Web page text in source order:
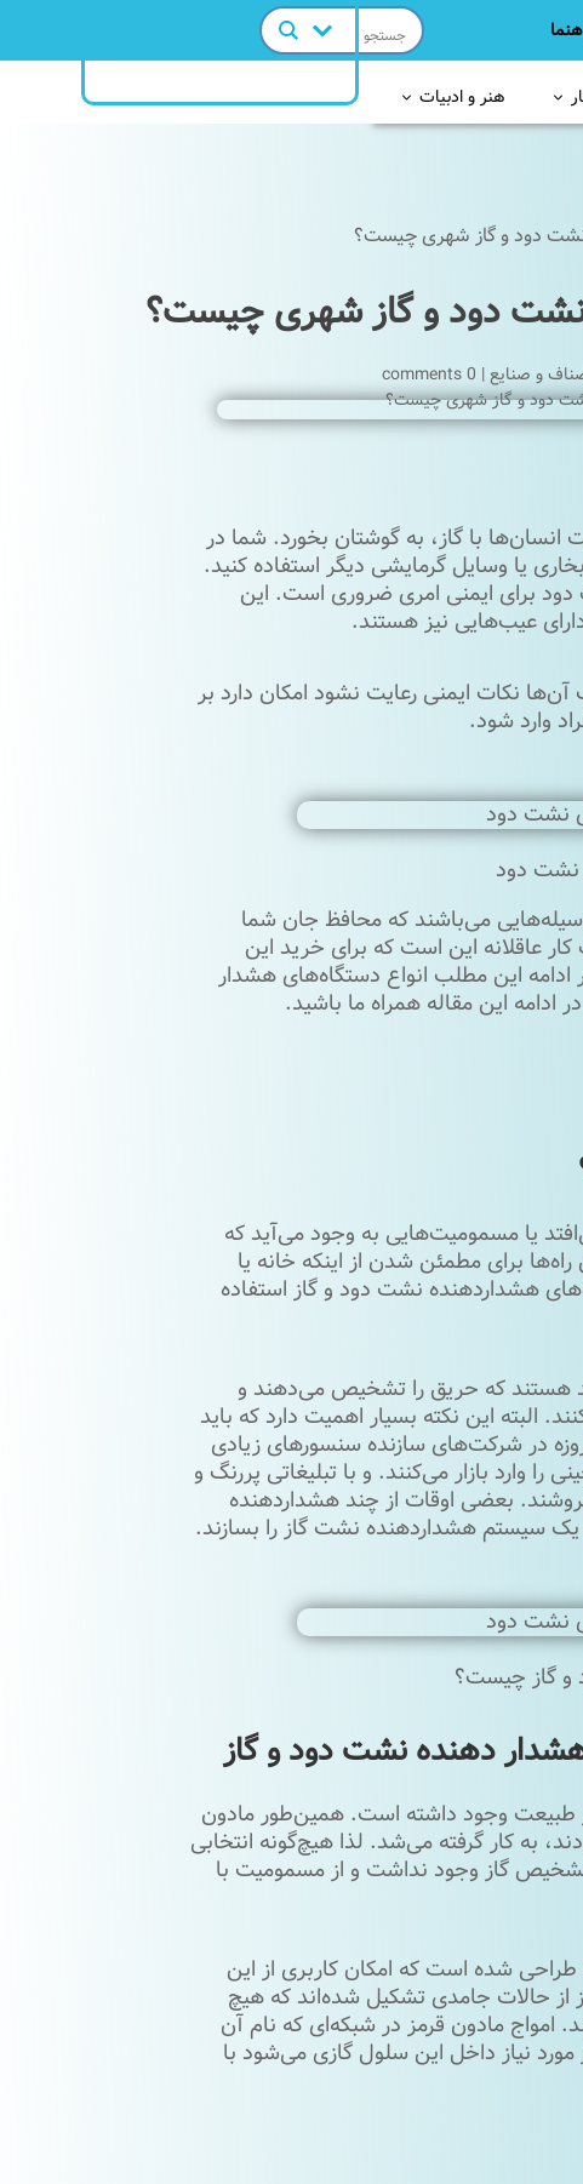
هنر و ادبیات
دود و گاز شهری چیست؟
دود و گاز شهری چیست؟
و صنایع|
0 comments
انسان‌ها با گاز، به گوشتان بخورد. شما در
یا وسایل گرمایشی دیگر استفاده کنید.
برای ایمنی امری ضروری است. این
عیب‌هایی نیز هستند.
نکات ایمنی رعایت نشود امکان دارد بر
وارد شود.
نشت دود
می‌باشند که محافظ جان شما
عاقلانه این است که برای خرید این
این مطلب انواع دستگاه‌های هشدار
ادامه این مقاله همراه ما باشید.
یا مسمومیت‌هایی به وجود می‌آید که
برای مطمئن شدن از اینکه خانه یا
هشداردهنده نشت دود و گاز استفاده
هستند که حریق را تشخیص می‌‌دهند و
البته این نکته بسیار اهمیت دارد که باید
در شرکت‌های سازنده سنسورهای زیادی
وارد بازار می‌کنند. و با تبلیغاتی پررنگ و
بعضی ‌اوقات از چند هشداردهنده
سیستم هشداردهنده نشت گاز را بسازند.
و گاز چیست؟
دهنده نشت دود و گاز
طبیعت وجود داشته است. همین‌طور مادون
به کار گرفته‌ می‌شد. لذا هیچ‌گونه انتخابی
گاز وجود نداشت و از مسمومیت با
شده است که امکان کاربری از این
از حالات جامدی تشکیل شده‌اند که هیچ
امواج مادون قرمز در شبکه‌ای که نام آن
نیاز داخل این سلول گازی می‌شود با